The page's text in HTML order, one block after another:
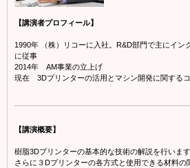
【講演者プロフィール】
1990年 （株）リコーに入社。R&D部門で主にイン
に従事
2014年 AM事業の立上げ
現在 3Dプリンターの活用とマシン開発に関する
【講演概要】
樹脂3Dプリンターの基本的な技術の解説を行います
さらに３Dプリンターの各方式と使用できる材料の